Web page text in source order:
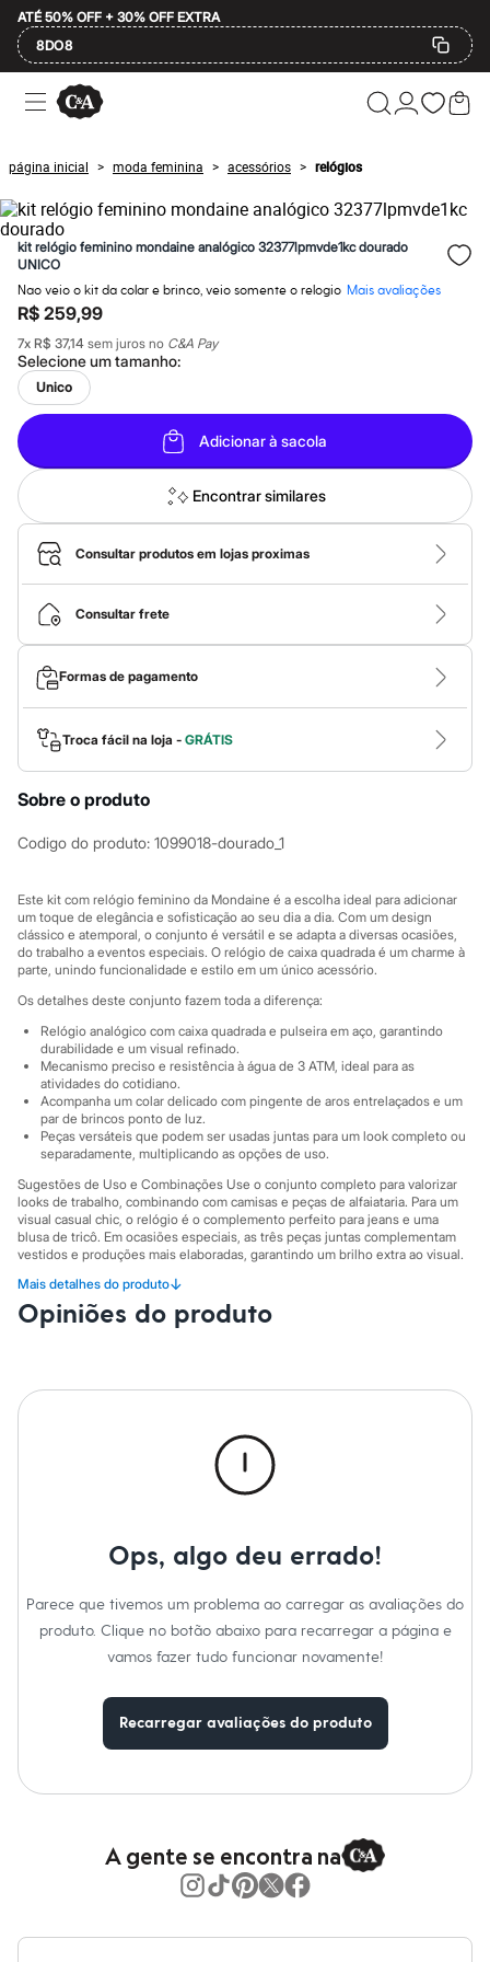
ATÉ 50% OFF + 30% OFF EXTRA
8DO8
Ofertas
Compre por Departamento
Masculino
Infantil
Calçados
Mindse7
Plus Size
Até 20% off
Até 40% off
Até 60% off
A partir de 60% off
Feminino
Em alta
Inverno
Alfaiataria
Novidades
Roupas
Blusas e Camisetas
Básicos
Calças
Casacos e Jaquetas
Jeans
Macacões
Saias
Shorts e Bermudas
Vestidos
Acessórios
Bolsas
Bonés e Chapéus
Bijoux
Cintos
Óculos
Relógios
Calçados
Botas
Chinelos
Sandálias
Tênis
Marcas
City
Clock House
Mindset
Yessica
Moda esportiva
Acessórios
Blusas
Calçados
Leggings
Shorts e Bermudas
Tops
Moda íntima
Calcinhas
Cintas e Modeladores
Meias
Pijamas
Sutiãs e Tops
Moda praia
Biquínis
Maiôs
Blusas e Camisetas
Inverno
Novidades
Roupas
Camisetas e Regatas
Casacos e Jaquetas
Polos
Acessórios
Calçados
página inicial > moda feminina > acessórios > relógios
kit relógio feminino mondaine analógico 32377lpmvde1kc dourado
UNICO
Nao veio o kit da colar e brinco, veio somente o relogio Mais avaliações
R$ 259,99
7x R$ 37,14 sem juros no C&A Pay
Selecione umtamanho:
Unico
Adicionar à sacola
Encontrar similares
Consultar produtos em lojas proximas
Consultar frete
Formas de pagamento
Troca fácil na loja - GRÁTIS
Sobre o produto
Codigo do produto: 1099018-dourado_1
Este kit com relógio feminino da Mondaine é a escolha ideal para adicionar
um toque de elegância e sofisticação ao seu dia a dia. Com um design
clássico e atemporal, o conjunto é versátil e se adapta a diversas ocasiões,
do trabalho a eventos especiais. O relógio de caixa quadrada é um charme à
parte, unindo funcionalidade e estilo em um único acessório.
Os detalhes deste conjunto fazem toda a diferença:
Relógio analógico com caixa quadrada e pulseira em aço, garantindo
durabilidade e um visual refinado.
Mecanismo preciso e resistência à água de 3 ATM, ideal para as
atividades do cotidiano.
Acompanha um colar delicado com pingente de aros entrelaçados e um
par de brincos ponto de luz.
Peças versáteis que podem ser usadas juntas para um look completo ou
separadamente, multiplicando as opções de uso.
Sugestões de Uso e Combinações Use o conjunto completo para valorizar
looks de trabalho, combinando com camisas e peças de alfaiataria. Para um
visual casual chic, o relógio é o complemento perfeito para jeans e uma
blusa de tricô. Em ocasiões especiais, as três peças juntas complementam
vestidos e produções mais elaboradas, garantindo um brilho extra ao visual.
A gente se encontra na C&A! ❤
Mais detalhes do produto↓
Informacoes gerais:
Opiniões do produto
Ops, algo deu errado!
Parece que tivemos um problema ao carregar as avaliações do
produto. Clique no botão abaixo para recarregar a página e
vamos fazer tudo funcionar novamente!
Recarregar avaliações do produto
A gente se encontra na